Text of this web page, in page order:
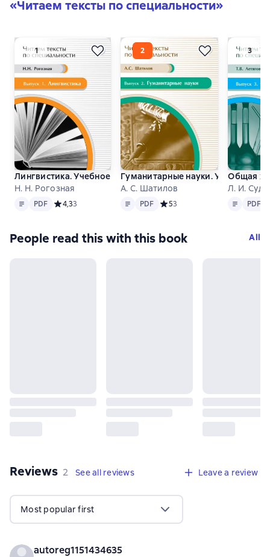
«Читаем тексты по специальности»
Лингвистика. Учебное пособие по языку специальности
Н. Н. Рогозная
Text PDF
PDF Средний рейтинг 4,3 на основе 3 оценок
4,33
Гуманитарные науки. Учебное
А. С. Шатилов
Text PDF
PDF Средний рейтинг 5 на основе
53
Общая
Л. И.
Text PDF
PDF
People read this with this book All
Reviews 2 reviews
2 See all reviews Leave a review
Most popular first
autoreg1151434635